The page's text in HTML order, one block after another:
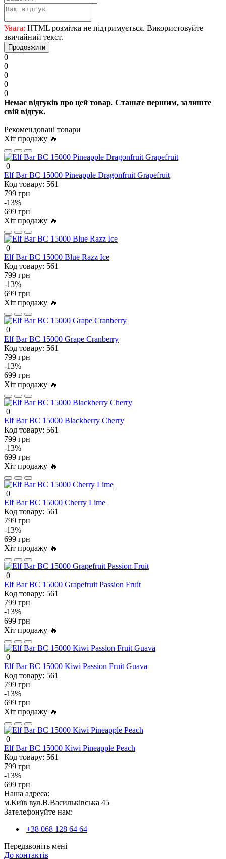
Увага: HTML розмітка не підтримується. Використовуйте
звичайний текст.
Продовжити
0
0
0
0
0
Немає відгуків про цей товар. Станьте першим, залиште
свій відгук.
Рекомендовані товари
Хіт продажу 🔥
0
Elf Bar BC 15000 Pineapple Dragonfruit Grapefruit
Код товару: 561
799 грн
-13%
699 грн
Хіт продажу 🔥
0
Elf Bar BC 15000 Blue Razz Ice
Код товару: 561
799 грн
-13%
699 грн
Хіт продажу 🔥
0
Elf Bar BC 15000 Grape Cranberry
Код товару: 561
799 грн
-13%
699 грн
Хіт продажу 🔥
0
Elf Bar BC 15000 Blackberry Cherry
Код товару: 561
799 грн
-13%
699 грн
Хіт продажу 🔥
0
Elf Bar BC 15000 Cherry Lime
Код товару: 561
799 грн
-13%
699 грн
Хіт продажу 🔥
0
Elf Bar BC 15000 Grapefruit Passion Fruit
Код товару: 561
799 грн
-13%
699 грн
Хіт продажу 🔥
0
Elf Bar BC 15000 Kiwi Passion Fruit Guava
Код товару: 561
799 грн
-13%
699 грн
Хіт продажу 🔥
0
Elf Bar BC 15000 Kiwi Pineapple Peach
Код товару: 561
799 грн
-13%
699 грн
Наша адреса:
м.Київ вул.В.Васильківська 45
Зателефонуйте нам:
+38 068 128 64 64
Передзвоніть мені
До контактів